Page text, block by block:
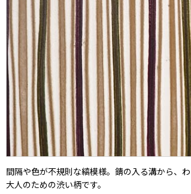
間隔や色が不規則な縞模様。錆の入る溝から、
大人のための渋い柄です。